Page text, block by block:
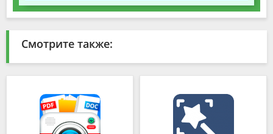
Смотрите также: